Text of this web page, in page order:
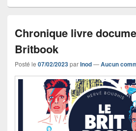
Chronique livre
Britbook
Posté le 07/02/2023parInod—Aucun